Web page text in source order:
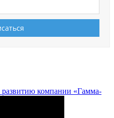
компании «Гамма-